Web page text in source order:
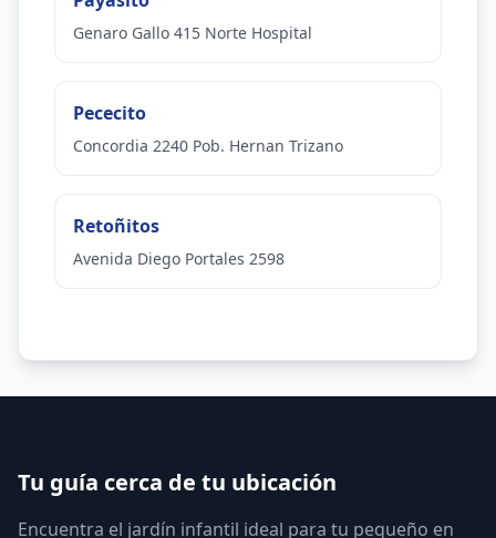
Genaro Gallo 415 Norte Hospital
Pececito
Concordia 2240 Pob. Hernan Trizano
Retoñitos
Avenida Diego Portales 2598
Tu guía cerca de tu ubicación
Encuentra el jardín infantil ideal para tu pequeño en